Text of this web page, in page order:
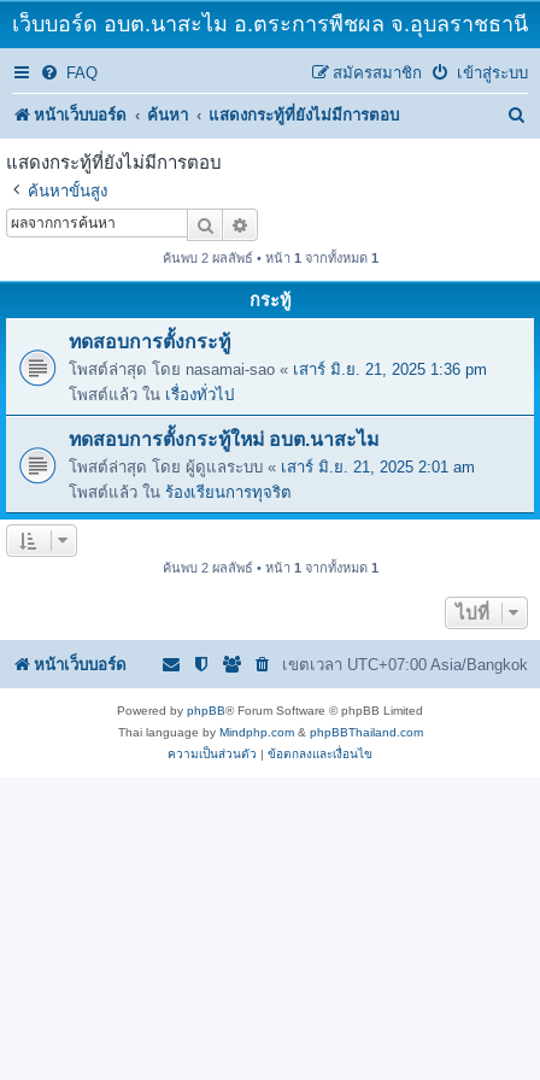
เว็บบอร์ด อบต.นาสะไม อ.ตระการพืชผล จ.อุบลราชธานี
FAQ เข้าสู่ระบบ
สมัครสมาชิก
หน้าเว็บบอร์ด ค้นหา แสดงกระทู้ที่ยังไม่มีการตอบ
แสดงกระทู้ที่ยังไม่มีการตอบ
ค้นหาขั้นสูง
ค้นหา
ค้นพบ 2 ผลลัพธ์ • หน้า 1 จากทั้งหมด 1
กระทู้
ทดสอบการตั้งกระทู้
โพสต์ล่าสุด โดย nasamai-sao « เสาร์ มิ.ย. 21, 2025 1:36 pm
โพสต์แล้ว ใน เรื่องทั่วไป
ทดสอบการตั้งกระทู้ใหม่ อบต.นาสะไม
โพสต์ล่าสุด โดย ผู้ดูแลระบบ « เสาร์ มิ.ย. 21, 2025 2:01 am
โพสต์แล้ว ใน ร้องเรียนการทุจริต
ค้นพบ 2 ผลลัพธ์ • หน้า 1 จากทั้งหมด 1
ไปที่
หน้าเว็บบอร์ด เขตเวลา UTC+07:00 Asia/Bangkok
Powered by phpBB® Forum Software © phpBB Limited
Thai language by Mindphp.com& phpBBThailand.com
ความเป็นส่วนตัว | ข้อตกลงและเงื่อนไข